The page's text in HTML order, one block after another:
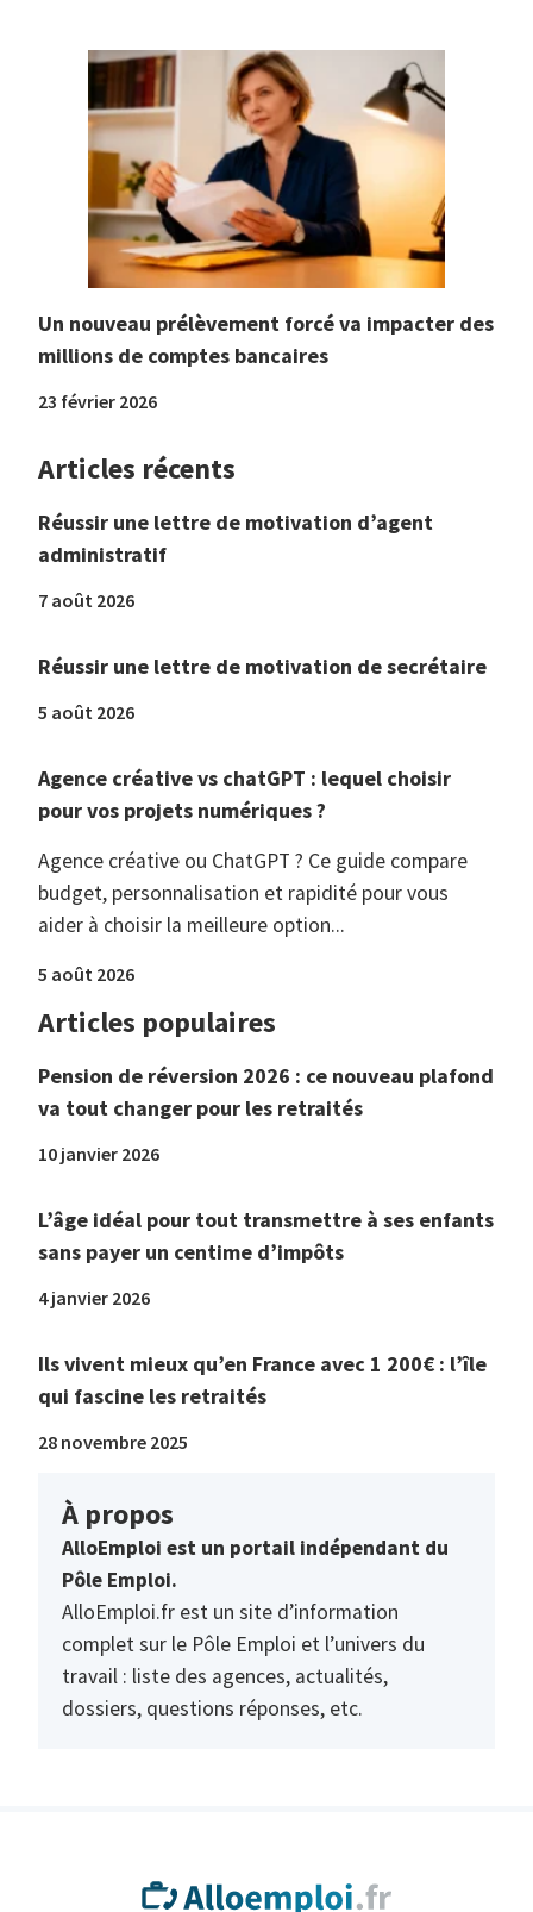
Un nouveau prélèvement forcé va impacter des
millions de comptes bancaires
23 février 2026
Articles récents
Réussir une lettre de motivation d’agent
administratif
7 août 2026
Réussir une lettre de motivation de secrétaire
5 août 2026
Agence créative vs chatGPT : lequel choisir
pour vos projets numériques ?
Agence créative ou ChatGPT ? Ce guide compare
budget, personnalisation et rapidité pour vous
aider à choisir la meilleure option...
5 août 2026
Articles populaires
Pension de réversion 2026 : ce nouveau plafond
va tout changer pour les retraités
10 janvier 2026
L’âge idéal pour tout transmettre à ses enfants
sans payer un centime d’impôts
4 janvier 2026
Ils vivent mieux qu’en France avec 1 200€ : l’île
qui fascine les retraités
28 novembre 2025
À propos
AlloEmploi est un portail indépendant du
Pôle Emploi.
AlloEmploi.fr est un site d’information
complet sur le Pôle Emploi et l’univers du
travail : liste des agences, actualités,
dossiers, questions réponses, etc.